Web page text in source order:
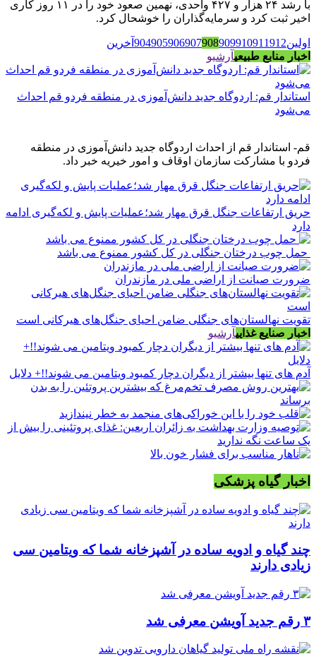
با رشد ۲۴ هزار و ۴۲۷ واحدی، نهمین صعود خود را در ۱۱ روز کاری
اخیر ثبت کرد و سرمایه‌گذاران را خوشحال کرد.
اولین 904905906907908909910911912
آخرین
اخبار منابع طبیعیآرشیو
استاندار قم: اردوگاه جدید دانش‌آموزی در منطقه فردو قم احداث
می‌شود
قم- استاندار قم از احداث اردوگاه جدید دانش‌آموزی در منطقه
فردو با مشارکت سازمان اوقاف و امور خیریه خبر داد.
حریق ارتفاعات جنگل قرق مهار شد؛عملیات پایش و لکه‌گیری ادامه
دارد
حمل چوب درختان جنگلی در کل کشور ممنوع می باشد
ضرورت صیانت از اراضی ملی در مازندران
تقویت نهالستان‌های جنگلی ضامن احیای جنگل‌های هیرکانی است
اخبار صنایع غذاییآرشیو
آدم های تنها بیشتر از دیگران دچار کمبود ویتامین می شوند!!+ دلایل
اخبار گیاه پزشکی
چند گیاه و ادویه ساده در آشپزخانه شما که ویتامین سی
زیادی دارند
۳ رقم جدید آویشن معرفی شد